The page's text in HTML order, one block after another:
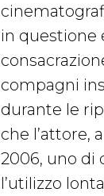
in questione
compagni
durante le
che l’attore,
2006, uno di
l’utilizzo